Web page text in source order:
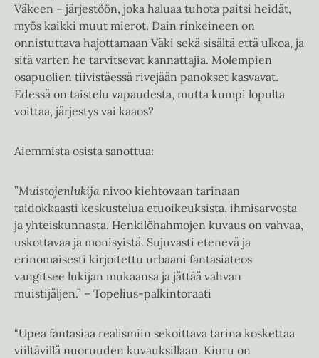
Väkeen – järjestöön, joka haluaa tuhota paitsi heidät,
myös kaikki muut mierot. Dain rinkeineen on
onnistuttava hajottamaan Väki sekä sisältä että ulkoa, ja
sitä varten he tarvitsevat kannattajia. Molempien
osapuolien tiivistäessä rivejään panokset kasvavat.
Edessä on taistelu vapaudesta, mutta kumpi lopulta
voittaa, järjestys vai kaaos?
Aiemmista osista sanottua:
”Muistojenlukija nivoo kiehtovaan tarinaan
taidokkaasti keskustelua etuoikeuksista, ihmisarvosta
ja yhteiskunnasta. Henkilöhahmojen kuvaus on vahvaa,
uskottavaa ja monisyistä. Sujuvasti etenevä ja
erinomaisesti kirjoitettu urbaani fantasiateos
vangitsee lukijan mukaansa ja jättää vahvan
muistijäljen.” – Topelius-palkintoraati
"Upea fantasiaa realismiin sekoittava tarina koskettaa
viiltävillä nuoruuden kuvauksillaan. Kiuru on